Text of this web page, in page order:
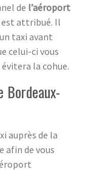
de l’aéroport
est attribué. Il
taxi avant
celui-ci vous
la cohue.
auprès de la
afin de vous